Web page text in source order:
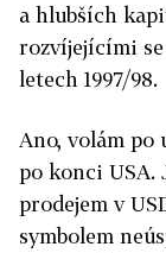
a hlubších
rozvíjejícími
letech 1997/98.
Ano, volám po
po konci USA.
prodejem v
symbolem